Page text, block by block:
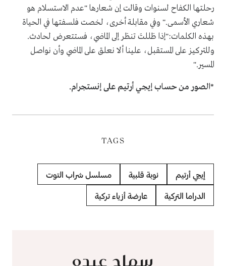
رحلتها الكفاح لسنوات وقالت إن شعارها "عدم الاستسلام هو
شعاري الأسمى." وفي مقابلة أخرى، لخصت فلسفتها في الحياة
بهذه الكلمات:"إذا ظللتَ تنظر إلى الماضي، فستتعرض لحادث.
وللتركيز على المستقبل، علينا ألا نعلق على الماضي وأن نواصل
المسير."
*الصور من حساب إيجي أرتيم على إنستجرام.
TAGS
إيجي أرتيم نوبة قلبية مسلسل شراب التوت
الدراما التركية عارضة أزياء تركية